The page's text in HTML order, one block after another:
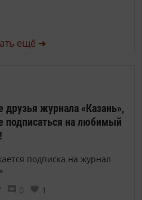
ещё ➜
друзья журнала «Казань»,
подписаться на любимый
подписка на журнал
0 1